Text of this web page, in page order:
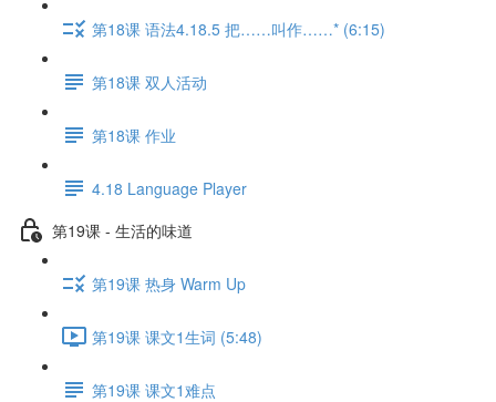
第18课 语法4.18.5 把……叫作……* (6:15)
第18课 双人活动
第18课 作业
4.18 Language Player
第19课 - 生活的味道
第19课 热身 Warm Up
第19课 课文1生词 (5:48)
第19课 课文1难点